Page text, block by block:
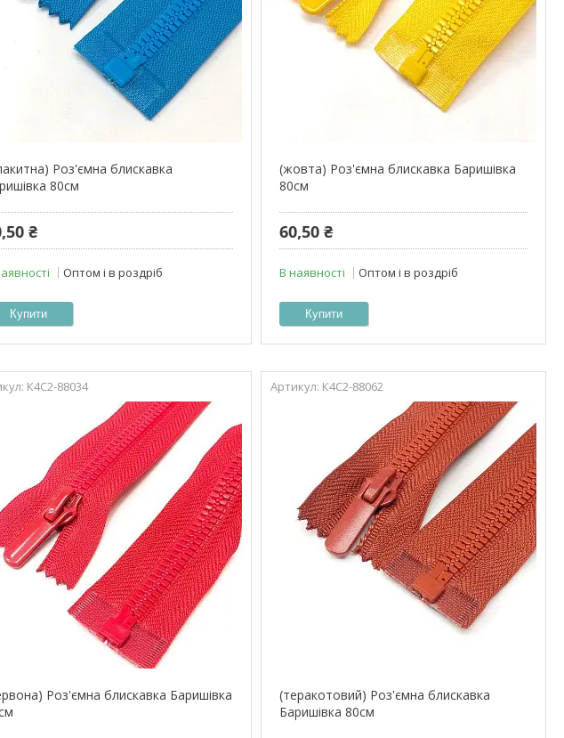
Роз'ємна блискавка
80см
₴
Оптом і в роздріб
Купити
(жовта) Роз'ємна блискавка Баришівка
80см
60,50 ₴
В наявності Оптом і в роздріб
Купити
К4С2-88034
Роз'ємна блискавка Баришівка
К4С2-88062
(теракотовий) Роз'ємна блискавка
Баришівка 80см